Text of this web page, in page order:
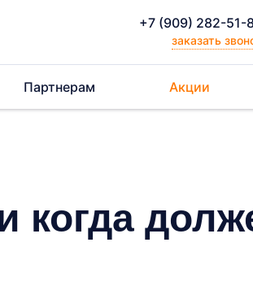
+7 (909) 282-51-
заказать
Партнерам Акции
когда